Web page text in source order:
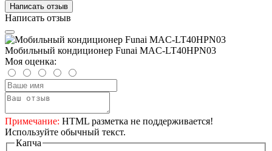
Написать отзыв
Написать отзыв
Мобильный кондиционер Funai MAC-LT40HPN03
Моя оценка:
Примечание: HTML разметка не поддерживается!
Используйте обычный текст.
Капча